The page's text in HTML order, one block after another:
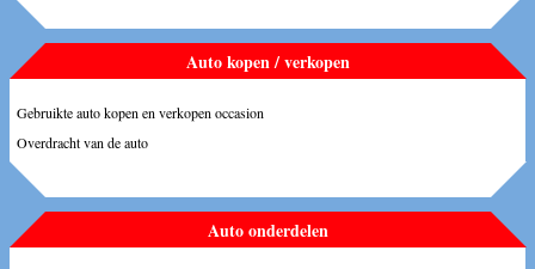
Auto kopen / verkopen
Gebruikte auto kopen en verkopen occasion
Overdracht van de auto
Auto onderdelen